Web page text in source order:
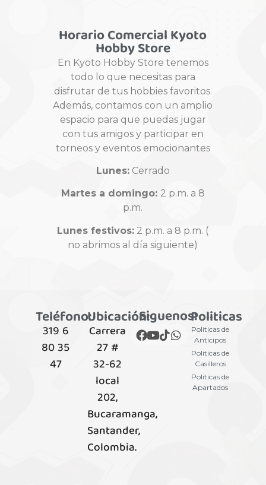
Horario Comercial Kyoto
Hobby Store
En Kyoto Hobby Store tenemos
todo lo que necesitas para
disfrutar de tus hobbies favoritos.
Además, contamos con un amplio
espacio para que puedas jugar
con tus amigos y participar en
torneos y eventos emocionantes
Lunes:Cerrado
Martes a domingo: 2 p.m. a 8
p.m.
Lunes festivos: 2 p.m. a 8 p.m. (
no abrimos al día siguiente)
Siguenos:Politicas
Politicas de
Anticipos
Politicas de
Casilleros
Politicas de
Apartados
Ubicación:
Carrera
27 #
32-62
local
202,
Bucaramanga,
Santander,
Colombia.
Teléfono:
319 6
80 35
47